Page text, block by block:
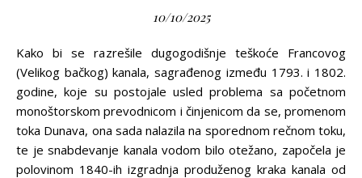
10/10/2025
Kako bi se razrešile dugogodišnje teškoće Francovog
(Velikog bačkog) kanala, sagrađenog između 1793. i 1802.
godine, koje su postojale usled problema sa početnom
monoštorskom prevodnicom i činjenicom da se, promenom
toka Dunava, ona sada nalazila na sporednom rečnom toku,
te je snabdevanje kanala vodom bilo otežano, započela je
polovinom 1840-ih izgradnja produženog kraka kanala od